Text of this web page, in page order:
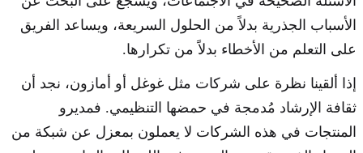
الأسباب الجذرية بدلاً من الحلول السريعة، ويساعد الفريق
على التعلم من الأخطاء بدلاً من تكرارها.
إذا ألقينا نظرة على شركات مثل غوغل أو أمازون، نجد أن
ثقافة الإرشاد مُدمجة في حمضها التنظيمي. فمديرو
المنتجات في هذه الشركات لا يعملون بمعزل عن شبكة من